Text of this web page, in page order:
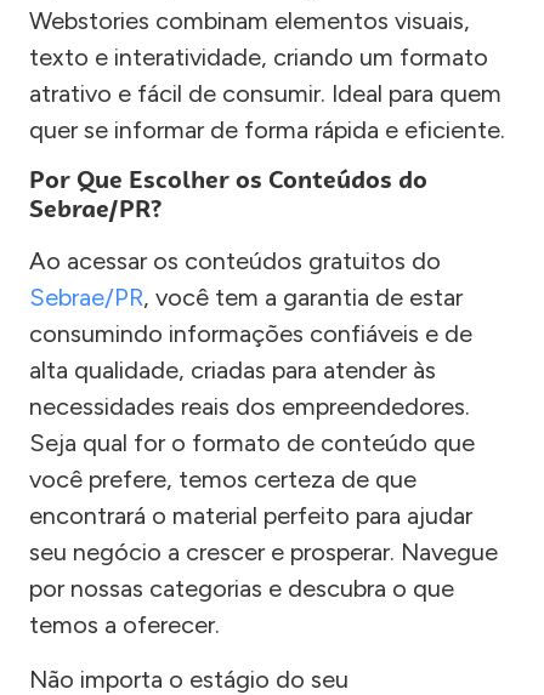
Webstories combinam elementos visuais,
texto e interatividade, criando um formato
atrativo e fácil de consumir. Ideal para quem
quer se informar de forma rápida e eficiente.
Por Que Escolher os Conteúdos do
Sebrae/PR?
Ao acessar os conteúdos gratuitos do
Sebrae/PR, você tem a garantia de estar
consumindo informações confiáveis e de
alta qualidade, criadas para atender às
necessidades reais dos empreendedores.
Seja qual for o formato de conteúdo que
você prefere, temos certeza de que
encontrará o material perfeito para ajudar
seu negócio a crescer e prosperar. Navegue
por nossas categorias e descubra o que
temos a oferecer.
Não importa o estágio do seu